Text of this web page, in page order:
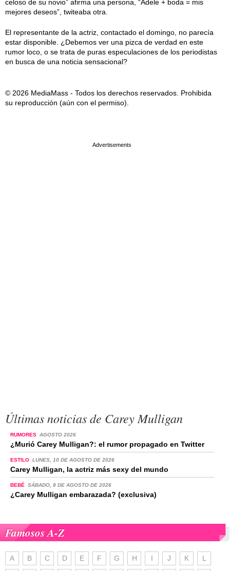
celoso de su novio” afirma una persona, “Adele + boda = mis
mejores deseos”, twiteaba otra.
El representante de la actriz, contactado el domingo, no parecía
estar disponible. ¿Debemos ver una pizca de verdad en este
rumor loco, o se trata de puras especulaciones de los periodistas
en busca de una noticia sensacional?
© 2026 MediaMass - Todos los derechos reservados. Prohibida
su reproducción (aún con el permiso).
Últimas noticias de Carey Mulligan
RUMORES AGOSTO 2026
¿Murió Carey Mulligan?: el rumor propagado en Twitter
ESTILO LUNES, 10 DE AGOSTO DE 2026
Carey Mulligan, la actriz más sexy del mundo
BEBÉ SÁBADO, 8 DE AGOSTO DE 2026
¿Carey Mulligan embarazada? (exclusiva)
Famosos A-Z
A B C D E F G H I J K L